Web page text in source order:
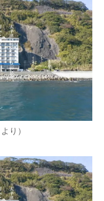
より）